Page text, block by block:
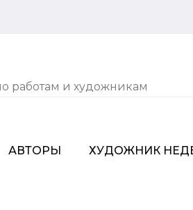
АВТОРЫ ХУДОЖНИК